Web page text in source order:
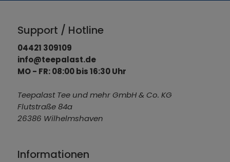
Support / Hotline
04421 309109
info@teepalast.de
MO - FR: 08:00 bis 16:30 Uhr
Teepalast Tee und mehr GmbH & Co. KG
Flutstraße 84a
26386 Wilhelmshaven
Informationen